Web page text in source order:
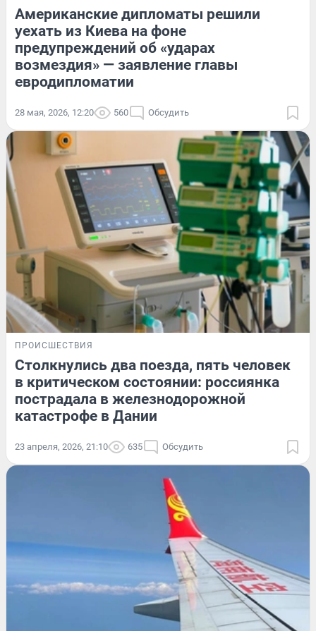
Американские дипломаты решили
уехать из Киева на фоне
предупреждений об «ударах
возмездия» — заявление главы
евродипломатии
28 мая, 2026, 12:20 560 Обсудить
ПРОИСШЕСТВИЯ
Столкнулись два поезда, пять человек
в критическом состоянии: россиянка
пострадала в железнодорожной
катастрофе в Дании
23 апреля, 2026, 21:10 635 Обсудить